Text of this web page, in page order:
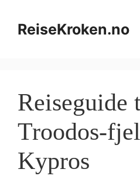
innholdReiseKroken.no
Reiseguide
Troodos-
Kypros